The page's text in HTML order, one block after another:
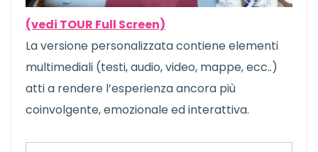
(vedi TOUR Full Screen)
La versione personalizzata contiene elementi
multimediali (testi, audio, video, mappe, ecc..)
atti a rendere l’esperienza ancora più
coinvolgente, emozionale ed interattiva.